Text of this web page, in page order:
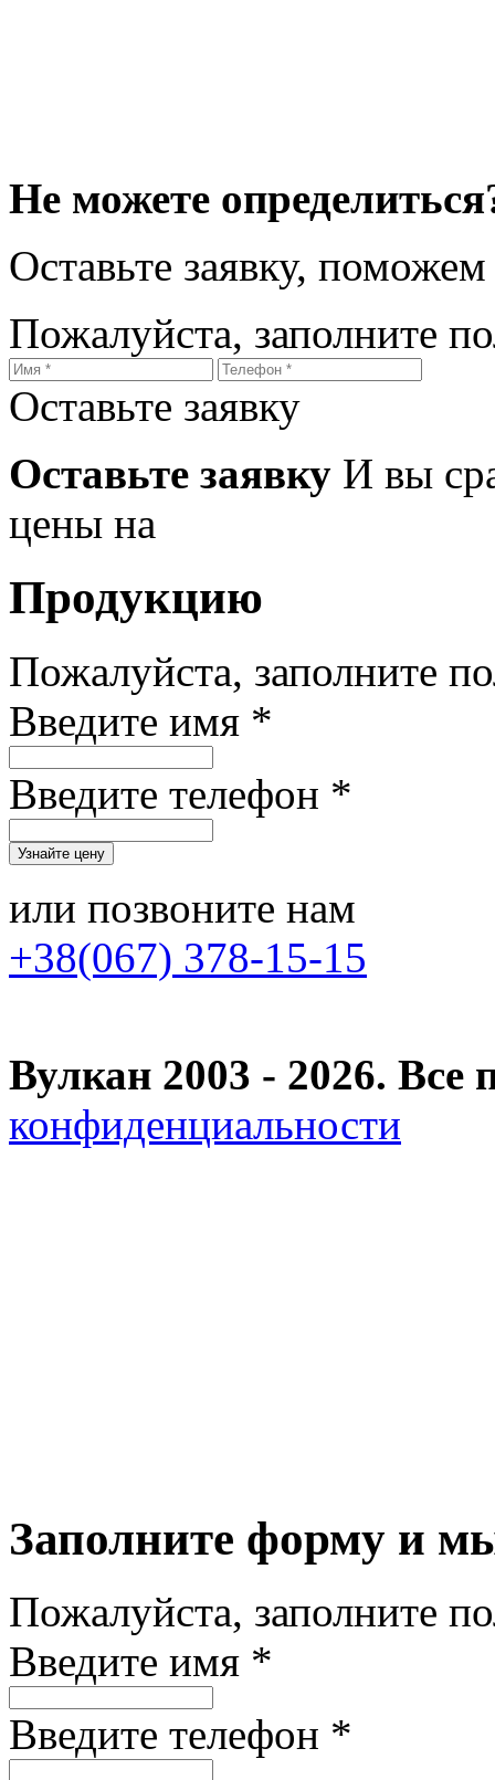
Не можете
Оставьте заявку,
Пожалуйста, заполните
Оставьте заявку
Оставьте заявку И вы
цены на
Продукцию
Пожалуйста, заполните
Введите имя *
Введите телефон *
или позвоните нам
+38(067) 378-15-15
Вулкан 2003 - 2026.
конфиденциальности
Заполните форму и
Пожалуйста, заполните
Введите имя *
Введите телефон *